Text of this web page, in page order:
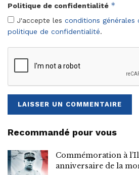
Politique de confidentialité *
J'accepte les conditions générales
politique de confidentialité.
Recommandé pour vous
Commémoration à
anniversaire de la